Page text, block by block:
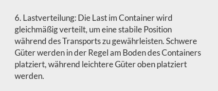
6. Lastverteilung: Die Last im Container wird
gleichmäßig verteilt, um eine stabile Position
während des Transports zu gewährleisten. Schwere
Güter werden in der Regel am Boden des Containers
platziert, während leichtere Güter oben platziert
werden.